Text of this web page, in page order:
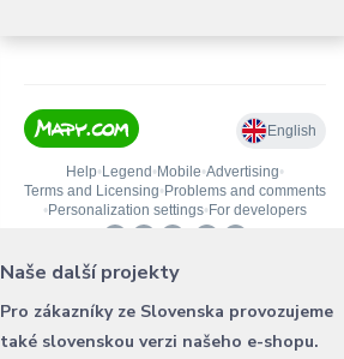
Naše další projekty
Pro zákazníky ze Slovenska provozujeme
také slovenskou verzi našeho e-shopu.